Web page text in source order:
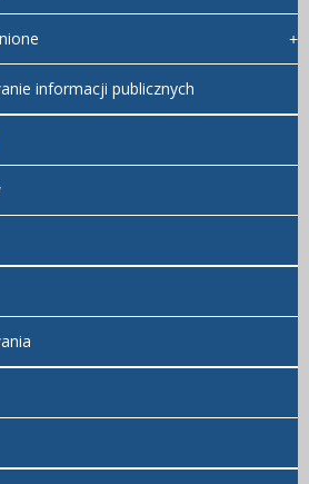
informacji publicznych